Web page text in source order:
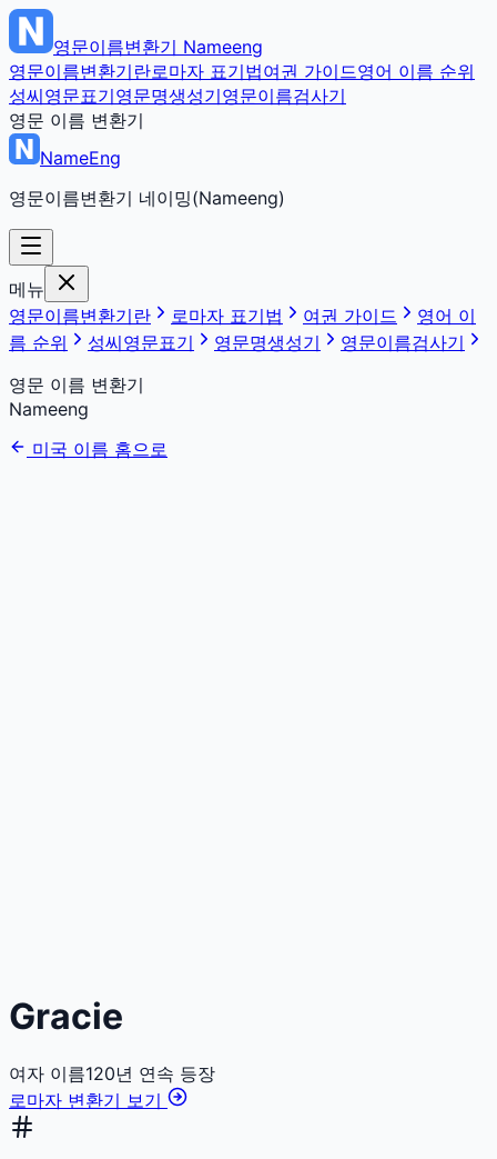
영문이름변환기 Nameeng
영문이름변환기란로마자 표기법여권 가이드영어 이름 순위
성씨영문표기영문명생성기영문이름검사기
영문 이름 변환기
NameEng
영문이름변환기 네이밍(Nameeng)
메뉴
영문이름변환기란
로마자 표기법 여권 가이드
영어 이
름 순위
성씨영문표기 영문명생성기
영문이름검사기
영문 이름 변환기
Nameeng
미국 이름 홈으로
Gracie
여자 이름120년 연속 등장
로마자 변환기 보기